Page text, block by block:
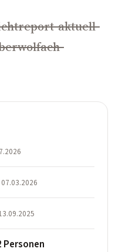
aktuell-
07.03.2026